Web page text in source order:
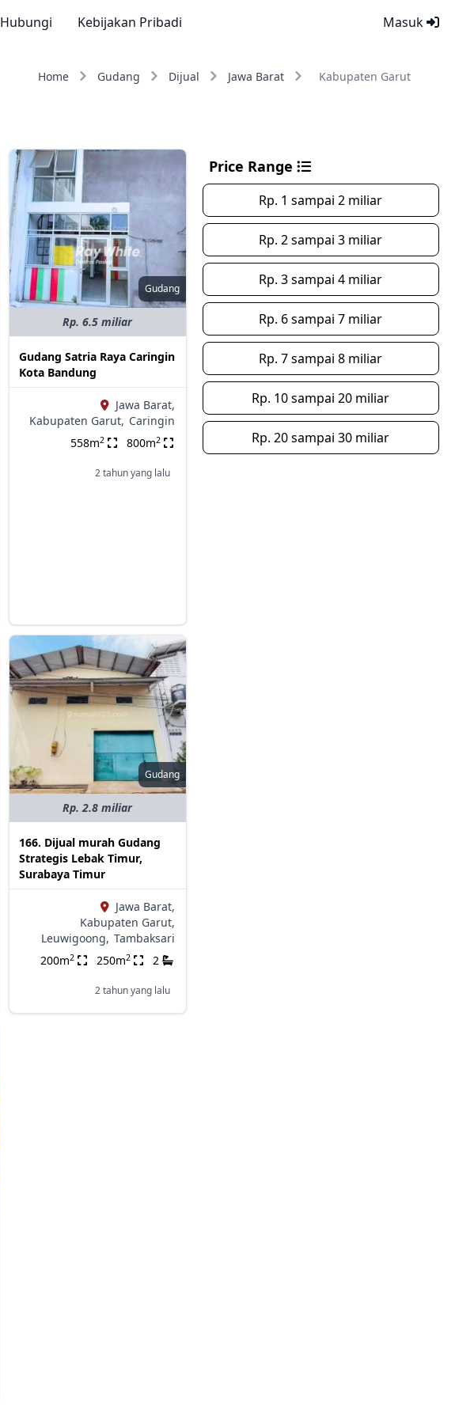
Masuk
Hubungi Kebijakan Pribadi
Home Gudang Dijual Jawa Barat Kabupaten Garut
Gudang
Rp. 6.5 miliar
Gudang Satria Raya Caringin
Kota Bandung
Jawa Barat,
Kabupaten Garut, Caringin
558m2 800m2
2 tahun yang lalu
Gudang
Rp. 2.8 miliar
166. Dijual murah Gudang
Strategis Lebak Timur,
Surabaya Timur
Jawa Barat,
Kabupaten Garut,
Leuwigoong, Tambaksari
200m2 250m2 2
2 tahun yang lalu
Price Range
Rp. 1 sampai 2 miliar
Rp. 2 sampai 3 miliar
Rp. 3 sampai 4 miliar
Rp. 6 sampai 7 miliar
Rp. 7 sampai 8 miliar
Rp. 10 sampai 20 miliar
Rp. 20 sampai 30 miliar